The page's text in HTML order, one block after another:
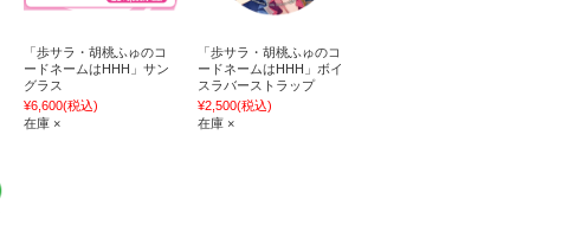
「歩サラ・胡桃ふゅのコ
ードネームはHHH」サン
グラス
¥6,600(税込)
在庫 ×
「歩サラ・胡桃ふゅのコ
ードネームはHHH」ボイ
スラバーストラップ
¥2,500(税込)
在庫 ×